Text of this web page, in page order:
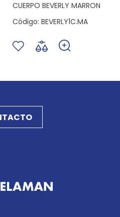
CUERPO BEVERLY MARRON
Código: BEVERLY1C.MA